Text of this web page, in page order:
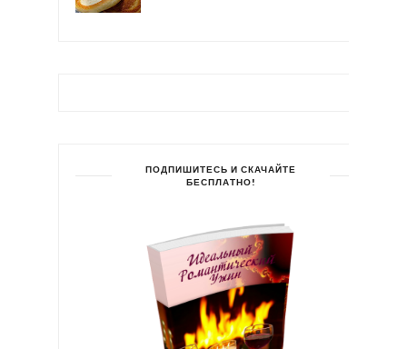
ПОДПИШИТЕСЬ И СКАЧАЙТЕ
БЕСПЛАТНО!